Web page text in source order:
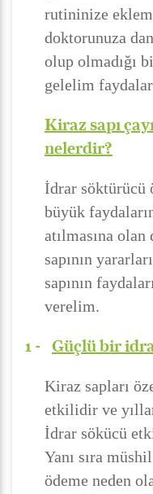
rutininize
doktorunuza
olup olmadığı
gelelim
Kiraz sapı
nelerdir?
İdrar söktürücü
büyük
atılmasına olan
sapının
sapının
verelim.
1 - Güçlü bir
Kiraz sapları
etkilidir ve
İdrar sökücü
Yanı sıra
ödeme neden